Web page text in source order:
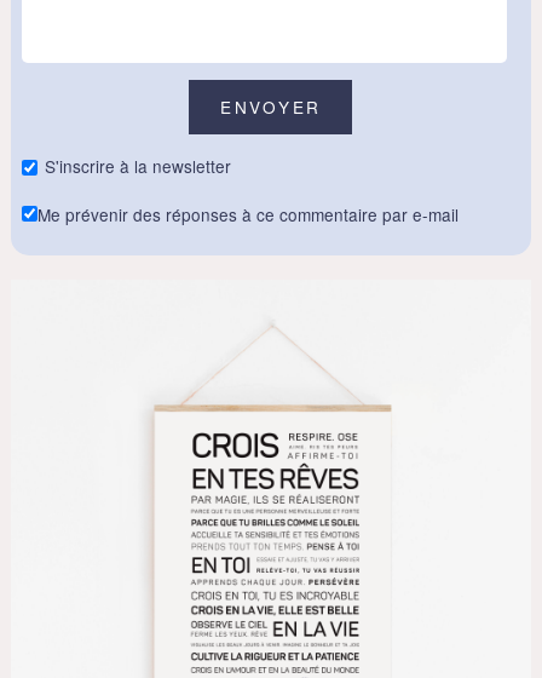
S'inscrire à la newsletter
Me prévenir des réponses à ce commentaire par e-mail